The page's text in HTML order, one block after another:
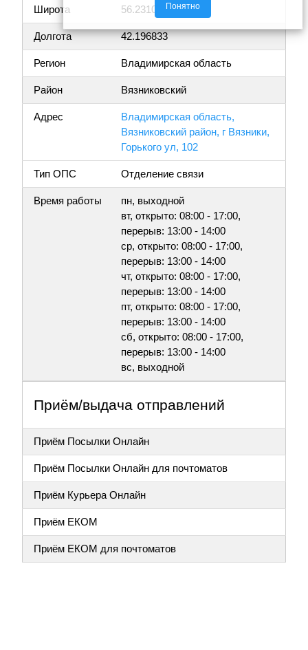
Широта 56.231013
Долгота 42.196833
Регион Владимирская область
Район Вязниковский
Адрес
Владимирская область,
Вязниковский район, г Вязники,
Горького ул, 102
Тип ОПС Отделение связи
Время работы
пн, выходной
вт, открыто: 08:00 - 17:00,
перерыв: 13:00 - 14:00
ср, открыто: 08:00 - 17:00,
перерыв: 13:00 - 14:00
чт, открыто: 08:00 - 17:00,
перерыв: 13:00 - 14:00
пт, открыто: 08:00 - 17:00,
перерыв: 13:00 - 14:00
сб, открыто: 08:00 - 17:00,
перерыв: 13:00 - 14:00
вс, выходной
Приём/выдача отправлений
Приём Посылки Онлайн
Приём Посылки Онлайн для почтоматов
Приём Курьера Онлайн
Приём ЕКОМ
Приём ЕКОМ для почтоматов
Понятно